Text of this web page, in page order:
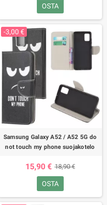
OSTA
-3,00 €
Samsung Galaxy A52 / A52 5G do
not touch my phone suojakotelo
15,90 € 18,90 €
OSTA